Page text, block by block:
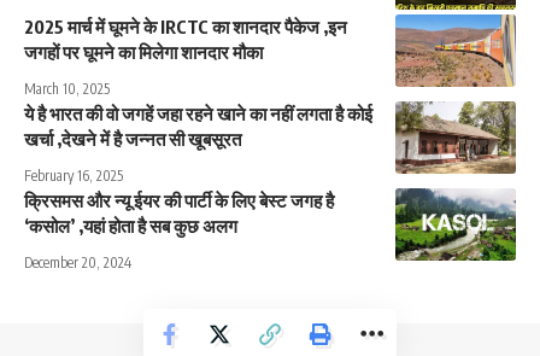
2025 मार्च में घूमने के IRCTC का शानदार पैकेज ,इन
जगहों पर घूमने का मिलेगा शानदार मौका
March 10, 2025
ये है भारत की वो जगहें जहा रहने खाने का नहीं लगता है कोई
खर्चा ,देखने में है जन्नत सी खूबसूरत
February 16, 2025
क्रिसमस और न्यू ईयर की पार्टी के लिए बेस्ट जगह है
‘कसोल’ ,यहां होता है सब कुछ अलग
December 20, 2024